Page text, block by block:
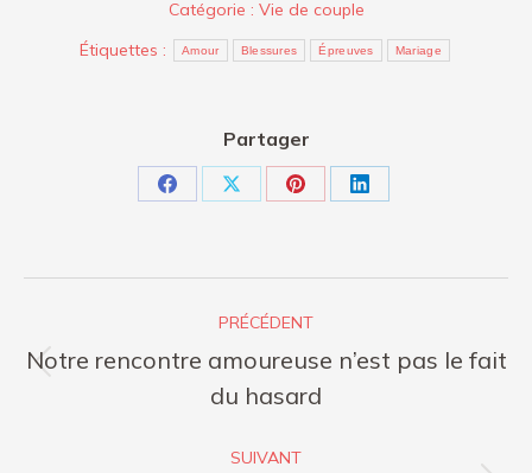
Catégorie : Vie de couple
Étiquettes :
Amour Blessures Épreuves Mariage
Partager
PartagerPartagerPartagerPartager
article
PRÉCÉDENT
Article
précédent
Notre rencontre amoureuse n’est pas le fait
du hasard
SUIVANT